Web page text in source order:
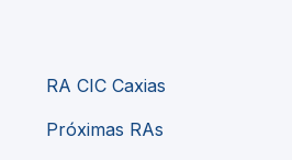
RA CIC Caxias
Próximas RAs